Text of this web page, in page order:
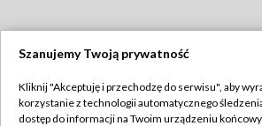
TVP
Szanujemy Twoją prywatność
Kliknij "Akceptuję i przechodzę do serwisu", aby
korzystanie z technologii automatycznego
dostęp do informacji na Twoim urządzeniu